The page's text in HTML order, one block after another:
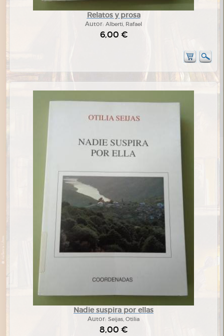
Relatos y prosa
Autor: Alberti, Rafael
6,00 €
Nadie suspira por ellas
Autor: Seijas, Otilia
8,00 €